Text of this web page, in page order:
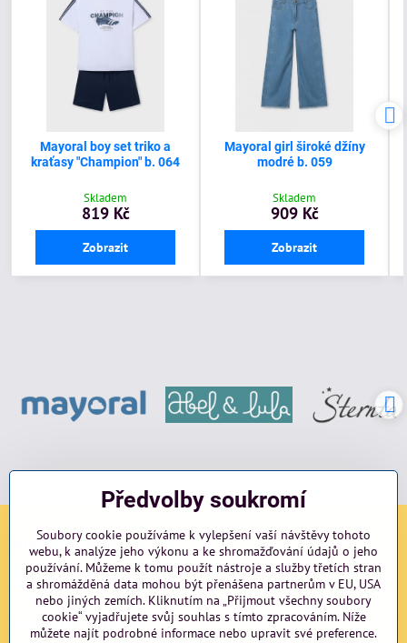
Mayoral boy set triko a
kraťasy "Champion" b. 064
Skladem
819 Kč
Zobrazit
Mayoral girl široké džíny
modré b. 059
Skladem
909 Kč
Zobrazit
Sociální sítě
Facebook Instagram blog
Důležité odkazy
Předvolby soukromí
Soubory cookie používáme k vylepšení vaší návštěvy tohoto
webu, k analýze jeho výkonu a ke shromažďování údajů o jeho
používání. Můžeme k tomu použít nástroje a služby třetích stran
a shromážděná data mohou být přenášena partnerům v EU, USA
nebo jiných zemích. Kliknutím na „Přijmout všechny soubory
cookie“ vyjadřujete svůj souhlas s tímto zpracováním. Níže
můžete najít podrobné informace nebo upravit své preference.